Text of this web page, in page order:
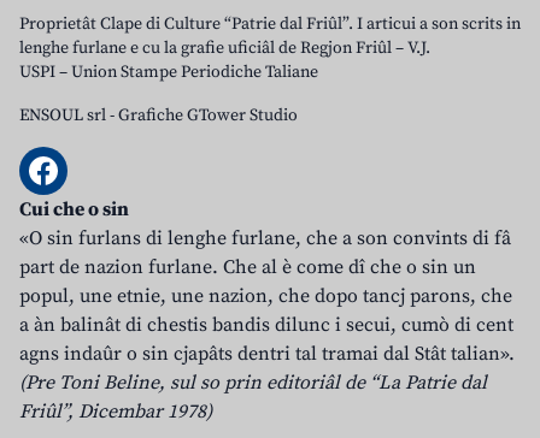
Proprietât Clape di Culture “Patrie dal Friûl”. I articui a son scrits in
lenghe furlane e cu la grafie uficiâl de Regjon Friûl – V.J.
USPI – Union Stampe Periodiche Taliane
ENSOUL srl-Grafiche GTower Studio
Cui che o sin
«O sin furlans di lenghe furlane, che a son convints di fâ
part de nazion furlane. Che al è come dî che o sin un
popul, une etnie, une nazion, che dopo tancj parons, che
a àn balinât di chestis bandis dilunc i secui, cumò di cent
agns indaûr o sin cjapâts dentri tal tramai dal Stât talian».
(Pre Toni Beline, sul so prin editoriâl de “La Patrie dal
Friûl”, Dicembar 1978)